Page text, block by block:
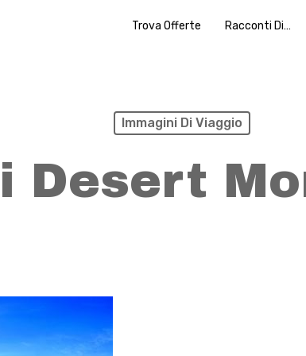
Trova Offerte Racconti Di…
Immagini Di Viaggio
Desert